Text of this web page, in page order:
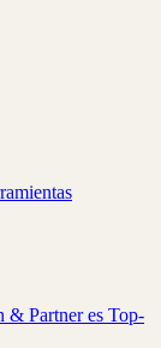
& Partner es Top-